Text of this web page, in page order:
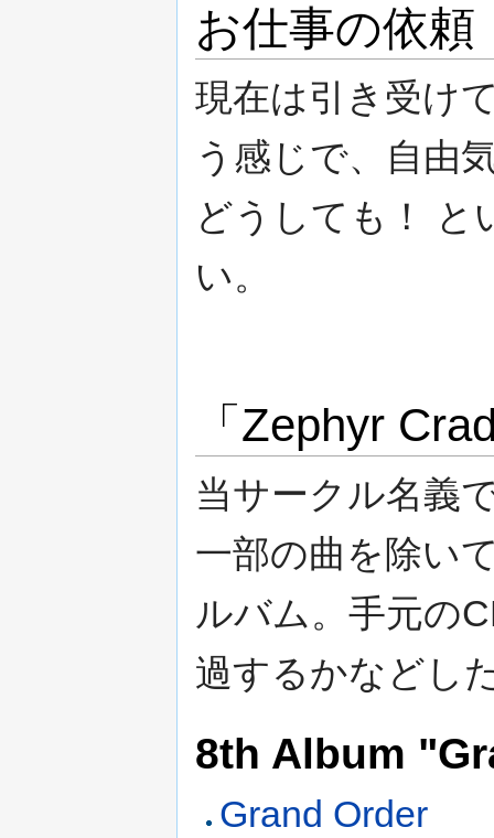
お仕事の依頼
現在は引き受け
う感じで、自由
どうしても！ と
い。
「Zephyr
当サークル名義
一部の曲を除い
ルバム。手元の
過するかなどし
8th Album
Grand Order